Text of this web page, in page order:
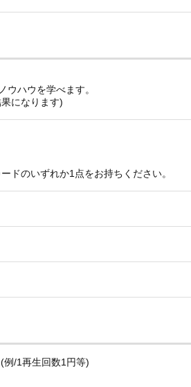
ハウを学べます。
になります)
ドのいずれか1点をお持ちください。
例/1再生回数1円等)